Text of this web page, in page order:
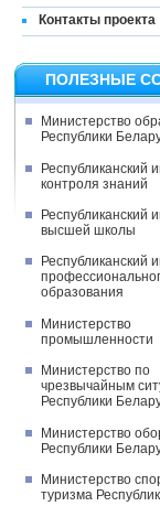
Контакты проекта
ПОЛЕЗНЫЕ
Министерство
Республики
Республиканский
контроля знаний
Республиканский
высшей школы
Республиканский
образования
Министерство
промышленности
Министерство по
чрезвычайным
Республики
Министерство
Республики
Министерство
туризма